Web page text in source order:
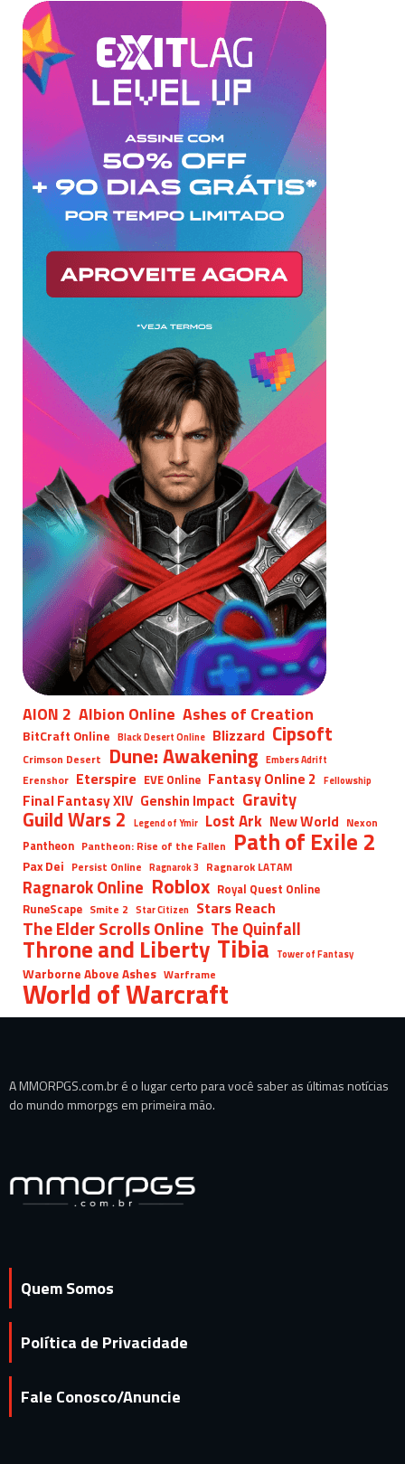
AION 2 Albion Online Ashes of Creation
BitCraft Online Black Desert Online Blizzard Cipsoft
Crimson Desert Dune: Awakening Embers Adrift
Erenshor Eterspire EVE Online Fantasy Online 2 Fellowship
Final Fantasy XIV Genshin Impact Gravity
Guild Wars 2 Legend of Ymir Lost Ark New World Nexon
Pantheon Pantheon: Rise of the Fallen Path of Exile 2
Pax Dei Persist Online Ragnarok 3 Ragnarok LATAM
Ragnarok Online Roblox Royal Quest Online
RuneScape Smite 2 Star Citizen Stars Reach
The Elder Scrolls Online The Quinfall
Throne and Liberty Tibia Tower of Fantasy
Warborne Above Ashes Warframe
World of Warcraft
A MMORPGS.com.br é o lugar certo para você saber as últimas notícias
do mundo mmorpgs em primeira mão.
Quem Somos
Política de Privacidade
Fale Conosco/Anuncie